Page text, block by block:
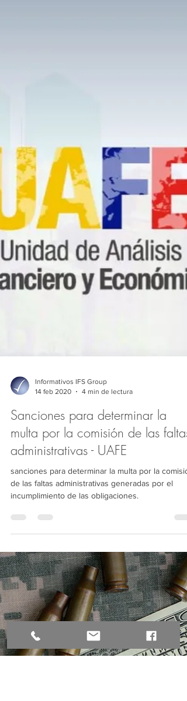
14 feb 2020
4 min de lectura
Sanciones para determinar la
multa por la comisión de las faltas
administrativas - UAFE
sanciones para determinar la multa por la
de las faltas administrativas generadas por el
incumplimiento de las obligaciones.